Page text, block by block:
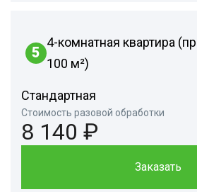
5
4-комнатная квартира
100 м²)
Стандартная
Стоимость разовой обработки
8 140 ₽
Заказать